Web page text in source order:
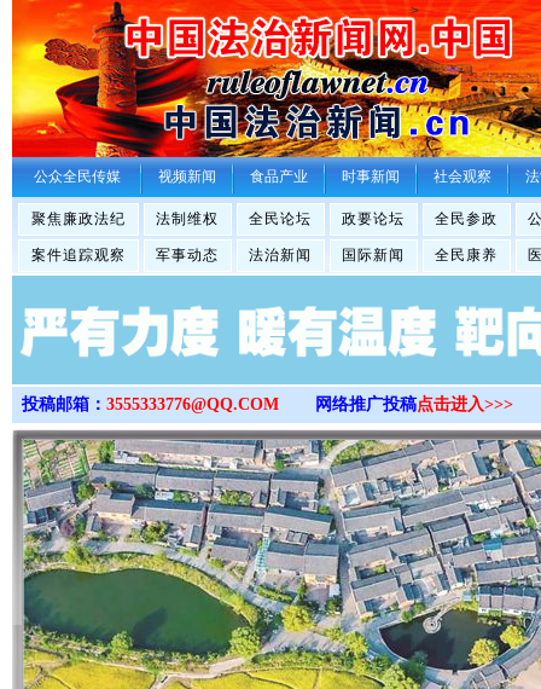
>
公众全民传媒 视频新闻 食品产业 时事新闻 社会观察
聚焦廉政法纪 法制维权 全民论坛 政要论坛 全民参政
案件追踪观察 军事动态 法治新闻 国际新闻 全民康养
投稿邮箱： 3555333776@QQ.COM 网络推广投稿点击进入>>>